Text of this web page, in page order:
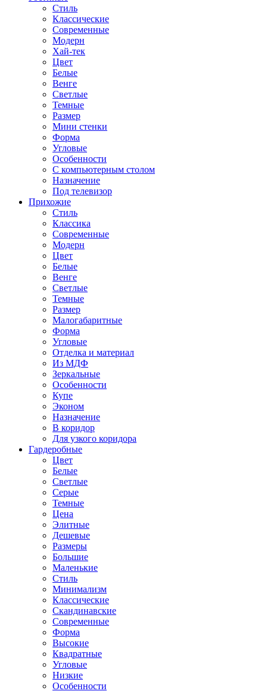
Стиль
Классические
Современные
Модерн
Хай-тек
Цвет
Белые
Венге
Светлые
Темные
Размер
Мини стенки
Форма
Угловые
Особенности
С компьютерным столом
Назначение
Под телевизор
Прихожие
Стиль
Классика
Современные
Модерн
Цвет
Белые
Венге
Светлые
Темные
Размер
Малогабаритные
Форма
Угловые
Отделка и материал
Из МДФ
Зеркальные
Особенности
Купе
Эконом
Назначение
В коридор
Для узкого коридора
Гардеробные
Цвет
Белые
Светлые
Серые
Темные
Цена
Элитные
Дешевые
Размеры
Большие
Маленькие
Стиль
Минимализм
Классические
Скандинавские
Современные
Форма
Высокие
Квадратные
Угловые
Низкие
Особенности